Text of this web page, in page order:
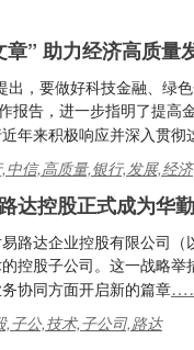
” 助力经济高质量
，要做好科技金融、绿
报告，进一步指明了提
年来积极响应并深入贯彻
中信,高质量,银行,发展,经济
达控股正式成为华
路达企业控股有限公司
控股子公司。这一战略
协同方面开启新的篇章
,子公,技术,子公司,路达